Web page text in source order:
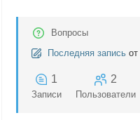
Вопросы
Последняя запись от
1
Записи
2
Пользователи